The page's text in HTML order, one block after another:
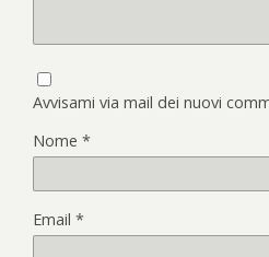
Avvisami via mail dei nuovi
Nome *
Email *